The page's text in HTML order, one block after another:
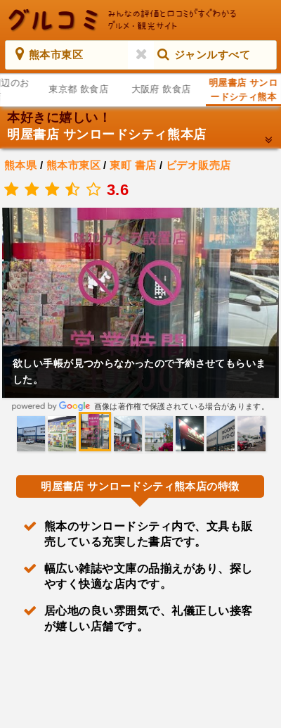
熊本市東区 ジャンルすべて
のお
東京都 飲食店 大阪府 飲食店
明屋書店 サンロ
ードシティ熊本
店
本好きに嬉しい！
明屋書店 サンロードシティ熊本店
熊本県 / 熊本市東区/東町 書店 / ビデオ販売店
3.6
欲しい手帳が見つからなかったので予約させてもらいま
した。
画像は著作権で保護されている場合があります。
明屋書店 サンロードシティ熊本店の特徴
熊本のサンロードシティ内で、文具も販
売している充実した書店です。
幅広い雑誌や文庫の品揃えがあり、探し
やすく快適な店内です。
居心地の良い雰囲気で、礼儀正しい接客
が嬉しい店舗です。